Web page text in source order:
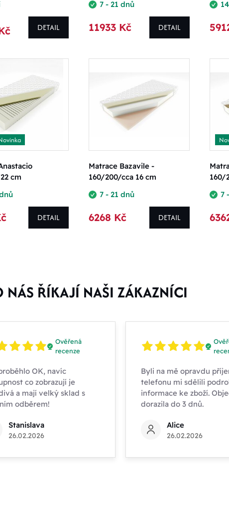
DETAIL
7 - 21 dnů
11933 Kč DETAIL
cm
DETAIL
Matrace Bazavile -
160/200/cca 16 cm
7 - 21 dnů
6268 Kč DETAIL
160/
7
NÁS ŘÍKAJÍ NAŠI ZÁKAZNÍCI
Ověřená
recenze
OK, navíc
co zobrazují je
a mají velký sklad s
odběrem!
Stanislava
26.02.2026
Byli na mě opravdu
telefonu mi sdělili
informace ke zboží.
dorazila do 3 dnů.
Alice
26.02.2026